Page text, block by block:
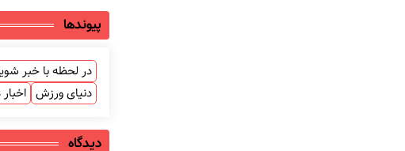
پیوندها
در لحظه با خبر
دنیای ورزش
دیدگاه